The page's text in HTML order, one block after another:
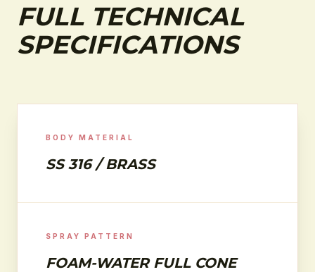
FULL TECHNICAL
SPECIFICATIONS
BODY MATERIAL
SS 316 / BRASS
SPRAY PATTERN
FOAM-WATER FULL CONE